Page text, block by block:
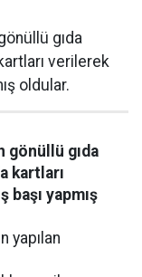
gıda
verilerek
oldular.
gönüllü gıda
kartları
yapmış
yapılan